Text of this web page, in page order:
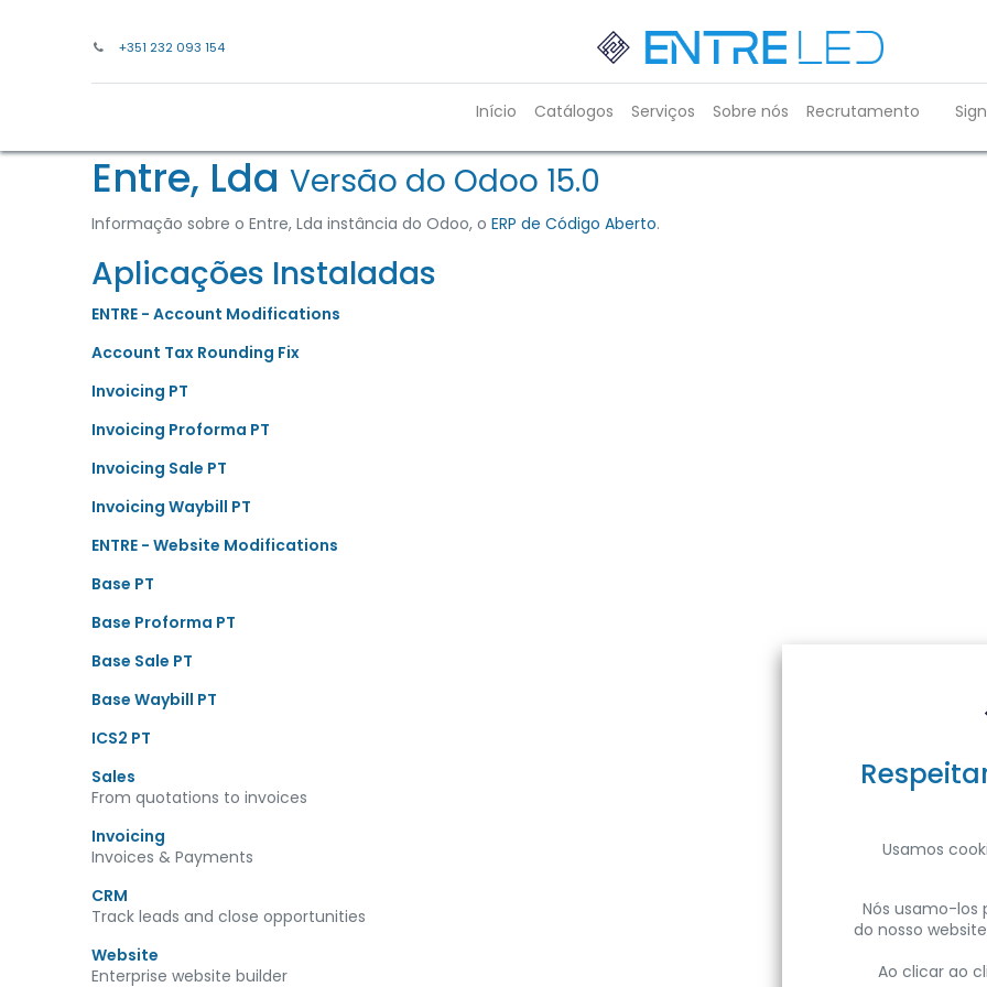
+351 232 093 154
Início Catálogos Serviços Sobre nós Recrutamento
Entre, Lda Versão do Odoo 15.0
Informação sobre o Entre, Lda instância do Odoo, o ERP de Código Aberto.
Aplicações Instaladas
ENTRE - Account Modifications
Account Tax Rounding Fix
Invoicing PT
Invoicing Proforma PT
Invoicing Sale PT
Invoicing Waybill PT
ENTRE - Website Modifications
Base PT
Base Proforma PT
Base Sale PT
Base Waybill PT
ICS2 PT
Sales
From quotations to invoices
Invoicing
Invoices & Payments
CRM
Track leads and close opportunities
Website
Enterprise website builder
Ajuda
Obter Ajuda
Envios e Entregas
Devoluções
Contactos
Livro de Reclamações
Elogios
Usamos
Nós usamo-los
do nosso
Ao clicar ao